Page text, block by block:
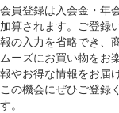
会員登録は入会金・年
加算されます。ご登録
報の入力を省略でき、
ムーズにお買い物をお
報やお得な情報をお届
この機会にぜひご登録
す。